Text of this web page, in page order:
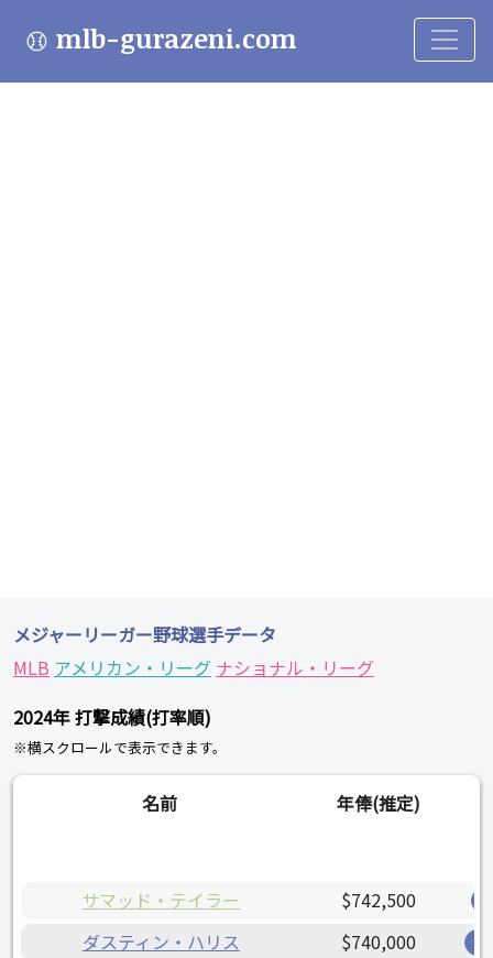
mlb-gurazeni.com
メジャーリーガー野球選手データ
MLB アメリカン・リーグ ナショナル・リーグ
2024年 打撃成績(打率順)
※横スクロールで表示できます。
名前 年俸(推定)
サマッド・テイラー $742,500
ダスティン・ハリス $740,000